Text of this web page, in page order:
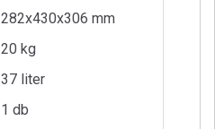
282x430x306 mm
20 kg
37 liter
1 db